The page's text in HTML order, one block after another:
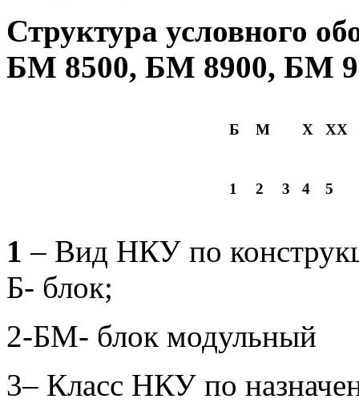
Структура условного
БМ 8500, БМ 8900, БМ
Б М Х ХХ
1 2 3 4 5
1 – Вид НКУ по
Б- блок;
2-БМ- блок модульный
3– Класс НКУ по